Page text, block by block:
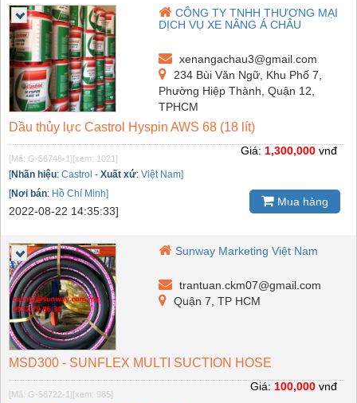
CÔNG TY TNHH THƯƠNG MẠI
DỊCH VỤ XE NÂNG Á CHÂU
xenangachau3@gmail.com
234 Bùi Văn Ngữ, Khu Phố 7,
Phường Hiệp Thành, Quận 12,
TPHCM
Dầu thủy lực Castrol Hyspin AWS 68 (18 lít)
[Mã: G-56746-1][xem: 1021]
[Nhãn hiệu: Castrol - Xuất xứ: Việt Nam]
[Nơi bán: Hồ Chí Minh]
2022-08-22 14:35:33]
Giá: 1,300,000 vnđ
Mua hàng
Sunway Marketing Việt Nam
trantuan.ckm07@gmail.com
Quận 7, TP HCM
MSD300 - SUNFLEX MULTI SUCTION HOSE
[Mã: G-56722-1][xem: 985]
Giá: 100,000 vnđ